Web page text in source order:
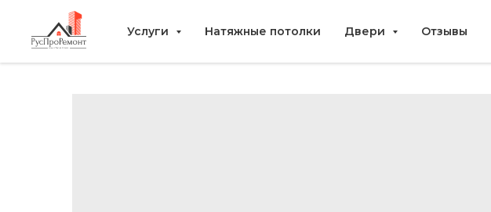
Услуги Натяжные потолки Двери Отзывы